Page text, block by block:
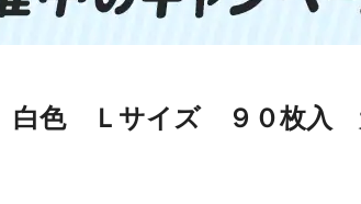
白色 Ｌサイズ ９０枚入